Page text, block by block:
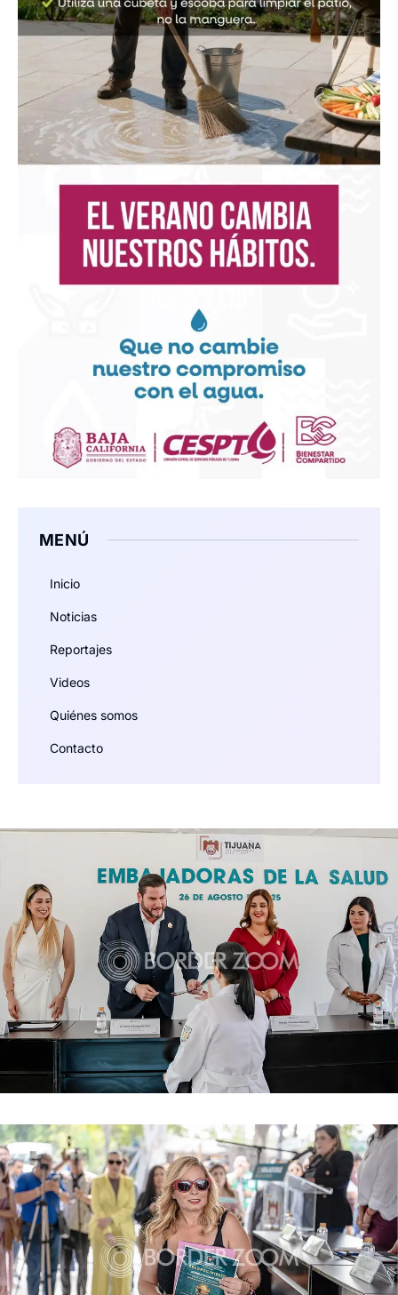
MENÚ
Inicio
Noticias
Reportajes
Videos
Quiénes somos
Contacto